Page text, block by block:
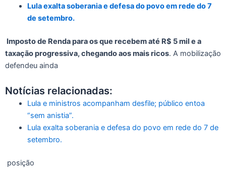
Lula exalta soberania e defesa do povo em rede do 7
de setembro.
Imposto de Renda para os que recebem até R$ 5 mil e a
taxação progressiva, chegando aos mais ricos. A mobilização
defendeu ainda
Notícias relacionadas:
Lula e ministros acompanham desfile; público entoa
“sem anistia”.
Lula exalta soberania e defesa do povo em rede do 7 de
setembro.
posição